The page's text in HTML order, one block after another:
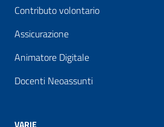
Contributo volontario
Assicurazione
Animatore Digitale
Docenti Neoassunti
VARIE